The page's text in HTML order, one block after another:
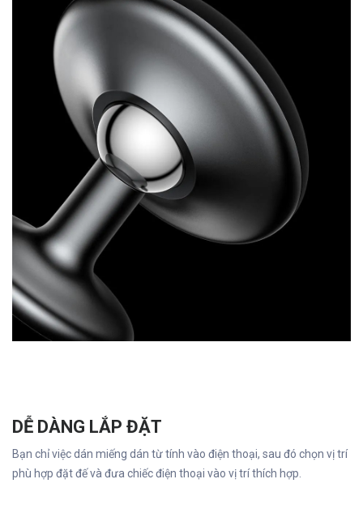
DỄ DÀNG LẮP ĐẶT
Bạn chỉ việc dán miếng dán từ tính vào điện thoại, sau đó chọn vị trí
phù hợp đặt đế và đưa chiếc điện thoại vào vị trí thích hợp.